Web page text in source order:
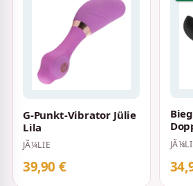
G-Punkt-Vibrator Jülie
Lila
JÃ¼LIE
39,90 €